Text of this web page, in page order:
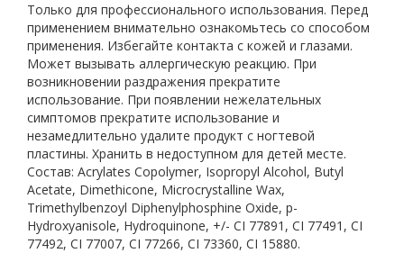
Только для профессионального использования. Перед
применением внимательно ознакомьтесь со способом
применения. Избегайте контакта с кожей и глазами.
Может вызывать аллергическую реакцию. При
возникновении раздражения прекратите
использование. При появлении нежелательных
симптомов прекратите использование и
незамедлительно удалите продукт с ногтевой
пластины. Хранить в недоступном для детей месте.
Состав: Acrylates Copolymer, Isopropyl Alcohol, Butyl
Acetate, Dimethicone, Microcrystalline Wax,
Trimethylbenzoyl Diphenylphosphine Oxide, p-
Hydroxyanisole, Hydroquinone, +/- CI 77891, CI 77491, CI
77492, CI 77007, CI 77266, CI 73360, CI 15880.